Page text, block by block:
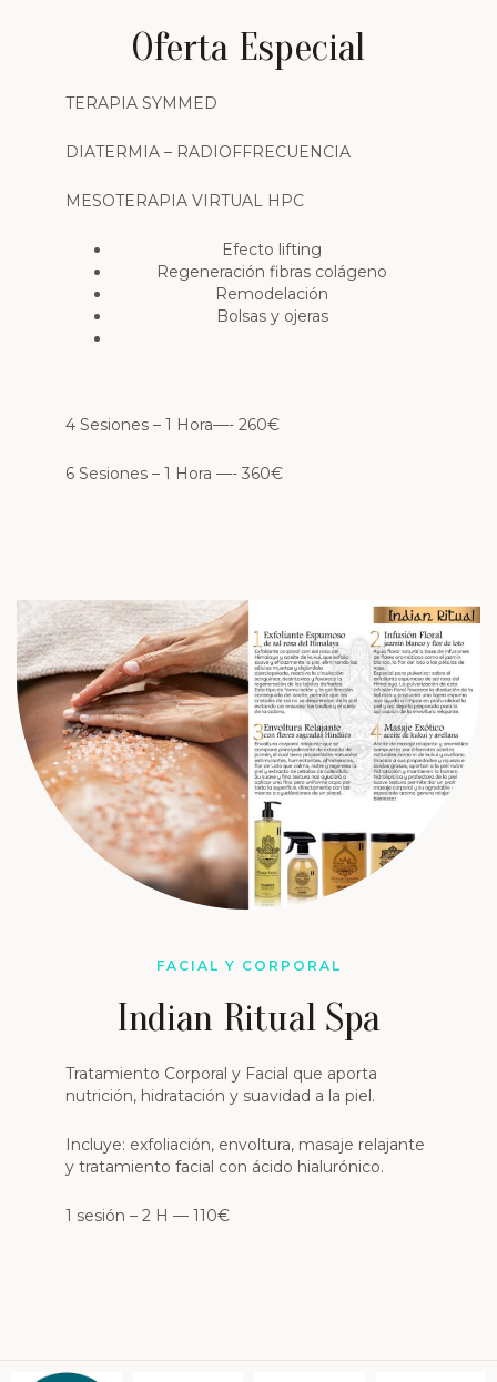
Oferta Especial
TERAPIA SYMMED
DIATERMIA – RADIOFFRECUENCIA
MESOTERAPIA VIRTUAL HPC
Efecto lifting
Regeneración fibras colágeno
Remodelación
Bolsas y ojeras
4 Sesiones – 1 Hora—- 260€
6 Sesiones – 1 Hora —- 360€
Indian Ritual Spa
FACIAL Y CORPORAL
Tratamiento Corporal y Facial que aporta
nutrición, hidratación y suavidad a la piel.
Incluye: exfoliación, envoltura, masaje relajante
y tratamiento facial con ácido hialurónico.
1 sesión – 2 H — 110€